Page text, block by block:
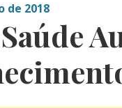
de 2018